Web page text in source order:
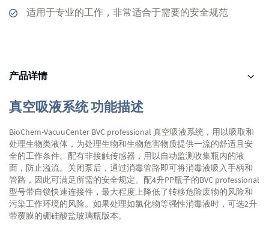
适用于专业的工作，非常适合于需要的安全规范
产品详情
真空吸液系统 功能描述
BioChem-VacuuCenter BVC professional 真空吸液系统，用以吸取和
处理生物类液体，为处理生物和生物危害物质提供一流的舒适且安
全的工作条件。配有非接触传感器，用以自动监测收集瓶内的液
面，防止溢流。关闭泵后，通过消毒管路即可将消毒液吸入手柄和
管路，因此可满足所需的安全规定。配4升PP瓶子的BVC professional
型号带自锁快速连接件，最大程度上降低了转移危险废物的风险和
污染工作环境的风险。如果处理如氯化物等强性消毒液时，可选2升
带覆膜的硼硅酸盐玻璃瓶版本。